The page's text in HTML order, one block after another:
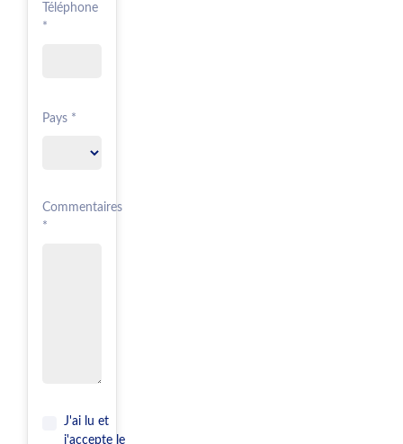
Téléphone
*
Pays *
Commentaires
*
J'ai lu et
j'accepte le